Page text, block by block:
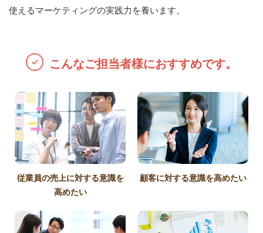
使えるマーケティングの実践力を養います。
こんなご担当者様におすすめです。
従業員の売上に対する意識を
高めたい
顧客に対する意識を高めたい